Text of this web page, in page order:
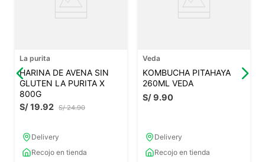
La purita
HARINA DE AVENA SIN
GLUTEN LA PURITA X
800G
S/ 24.90
S/19.92
Delivery
Recojo en tienda
Veda
KOMBUCHA PITAHAYA
260ML VEDA
S/9.90
Delivery
Recojo en tienda